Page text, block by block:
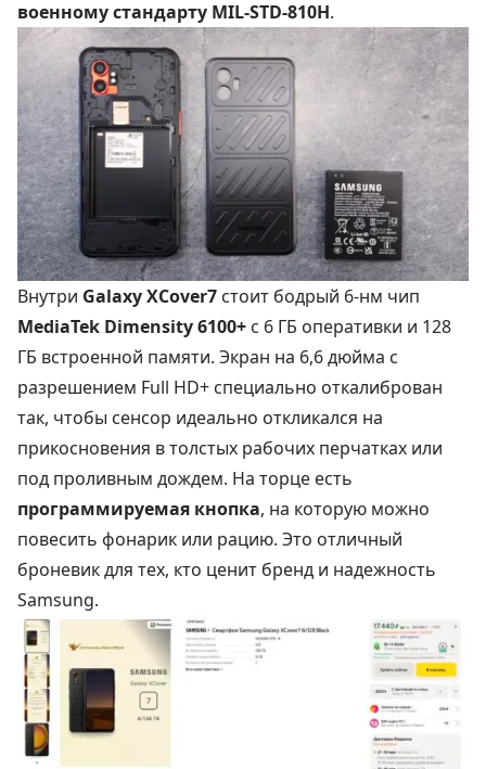
военному стандарту MIL-STD-810H.
Внутри Galaxy XCover7 стоит бодрый 6-нм чип
MediaTek Dimensity 6100+ с 6 ГБ оперативки и 128
ГБ встроенной памяти. Экран на 6,6 дюйма с
разрешением Full HD+ специально откалиброван
так, чтобы сенсор идеально откликался на
прикосновения в толстых рабочих перчатках или
под проливным дождем. На торце есть
программируемая кнопка, на которую можно
повесить фонарик или рацию. Это отличный
броневик для тех, кто ценит бренд и надежность
Samsung.